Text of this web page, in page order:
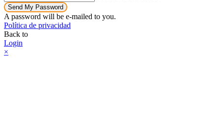
Send My Password
A password will be e-mailed to you.
Política de privacidad
Back to
Login
×